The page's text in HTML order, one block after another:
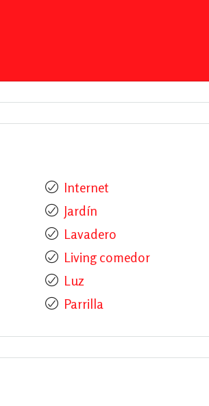
Internet
Jardín
Lavadero
Living comedor
Luz
Parrilla